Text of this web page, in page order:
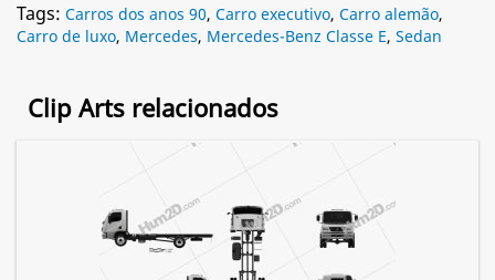
Tags: Carros dos anos 90, Carro executivo, Carro alemão,
Carro de luxo, Mercedes, Mercedes-Benz Classe E, Sedan
Clip Arts relacionados